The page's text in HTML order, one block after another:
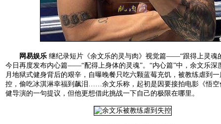
网易娱乐 继纪录短片《余文乐的灵与肉》视觉篇——“跟得上灵魂
今日再度发布内心篇——“配得上身体的灵魂”。“内心篇”中，余文乐深
月地狱式健身背后的艰辛，自曝晚餐只吃六颗蓝莓充饥，被教练虐到
控，偷吃冰淇淋幸福到飙泪……余文乐称，起初是因要接拍电影《悟空
健导演的一句提议，但他更想借此挑战一下自己的极限在哪里。